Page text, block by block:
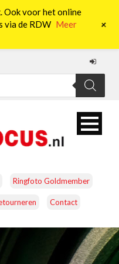
Ringfoto Goldmember
Contact
Ook voor het online
via de RDW Meer
+